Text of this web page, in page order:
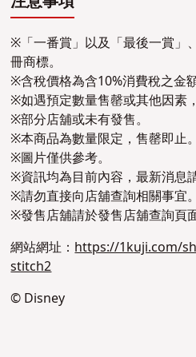
※「一番賞」以及「最後一賞」
冊商標。
※含稅價格為含10%消費稅之金額
※如遇預定數量售罄或其他因素
※部分店舖或未有發售。
※本商品為數量限定，售罄即止。
※圖片僅供參考。
※資訊均為目前內容，最新消息
※請勿直接向店舖查詢相關事宜。
※發售店舖請於發售店舖查詢頁
網站網址： https://1kuji.com/
stitch2
© Disney